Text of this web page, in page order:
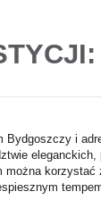
Bydgoszczy i
eleganckich,
można